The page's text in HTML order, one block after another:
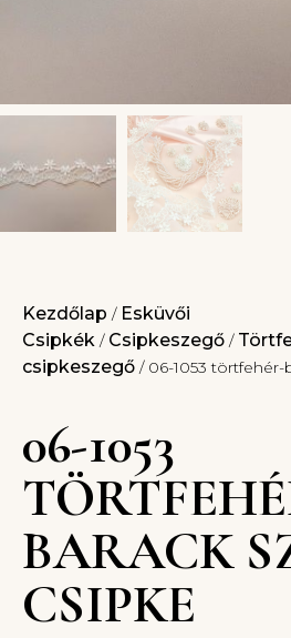
Kezdőlap / Esküvői
Csipkék / Csipkeszegő /
csipkeszegő / 06-1053
06-1053
BARACK
CSIPKE